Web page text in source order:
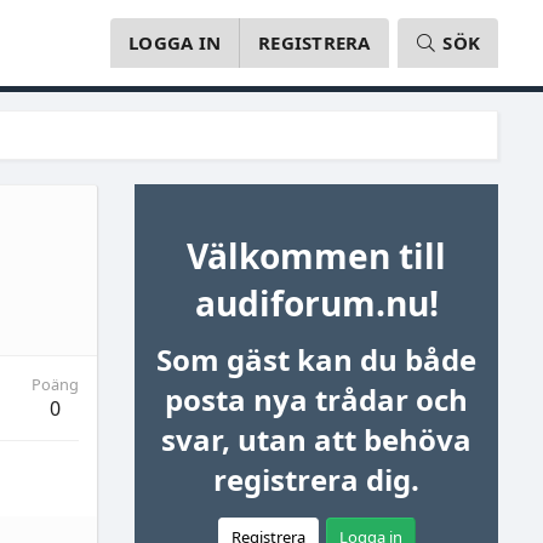
LOGGA IN REGISTRERA SÖK
Poäng
0
Välkommen till
audiforum.nu!
Som gäst kan du både
posta nya trådar och
svar, utan att behöva
registrera dig.
Registrera Logga in